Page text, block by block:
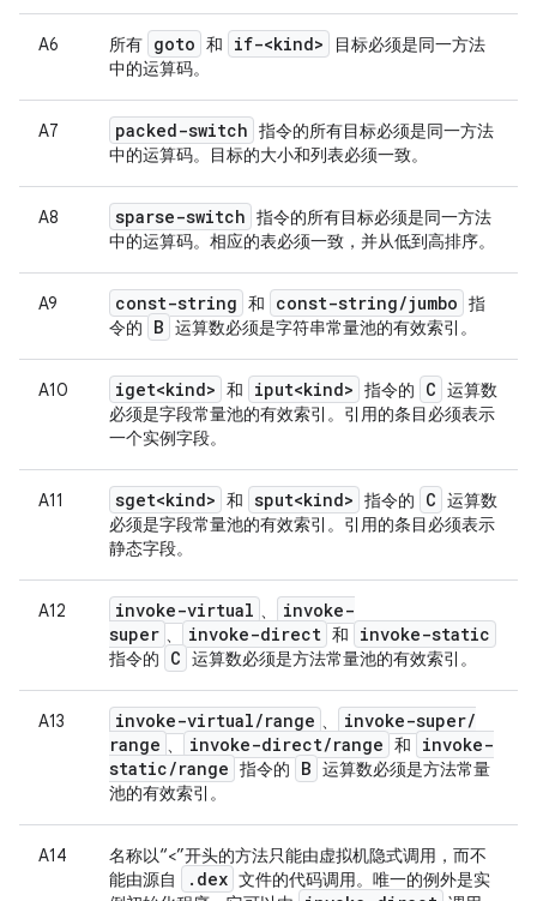
A6 所有 goto 和 if-<kind>
目标必须是同一方法
中的运算码。
A7 packed-switch 指令的所有目标必须是同一方法
中的运算码。目标的大小和列表必须一致。
A8 sparse-switch 指令的所有目标必须是同一方法
中的运算码。相应的表必须一致，并从低到高排序。
A9 const-string 和 const-string/jumbo 指
令的
B 运算数必须是字符串常量池的有效索引。
A10 iget<kind> 和 iput<kind> 指令的 C 运算数
必须是字段常量池的有效索引。引用的条目必须表示
一个实例字段。
A11 sget<kind> 和 sput<kind> 指令的 C 运算数
必须是字段常量池的有效索引。引用的条目必须表示
静态字段。
A12 invoke-virtual 、
invoke-
super 、 invoke-direct 和 invoke-static
指令的 C 运算数必须是方法常量池的有效索引。
A13 invoke-virtual/range 、 invoke-super/
range 、 invoke-direct/range 和
invoke-
static/range 指令的 B 运算数必须是方法常量
池的有效索引。
A14
名称以“<”开头的方法只能由虚拟机隐式调用，而不
能由源自
. dex 文件的代码调用。唯一的例外是实